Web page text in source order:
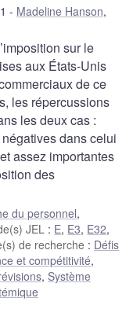
Madeline Hanson,
sur le
aux États-Unis
de ce
les répercussions
les deux cas :
dans celui
assez importantes
des
du personnel,
JEL : E, E3, E32,
de recherche : Défis
et compétitivité,
, Système